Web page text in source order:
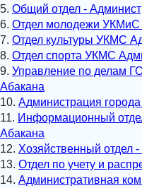
5. Общий отдел -
6. Отдел молодежи УКМиС
7. Отдел культуры УКМС
8. Отдел спорта УКМС
9. Управление по делам
Абакана
10. Администрация
11. Информационный
Абакана
12. Хозяйственный отдел
13. Отдел по учету и
14. Административная